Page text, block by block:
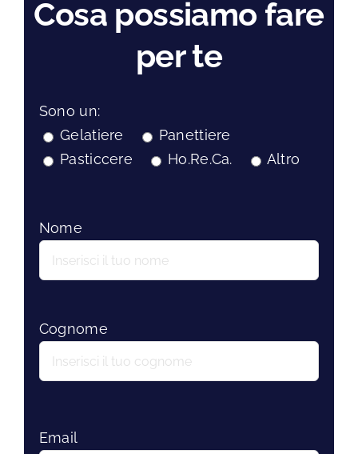
Cosa possiamo fare
per te
Sono un:
Gelatiere
Panettiere
Pasticcere
Ho.Re.Ca. Altro
Nome
Cognome
Email